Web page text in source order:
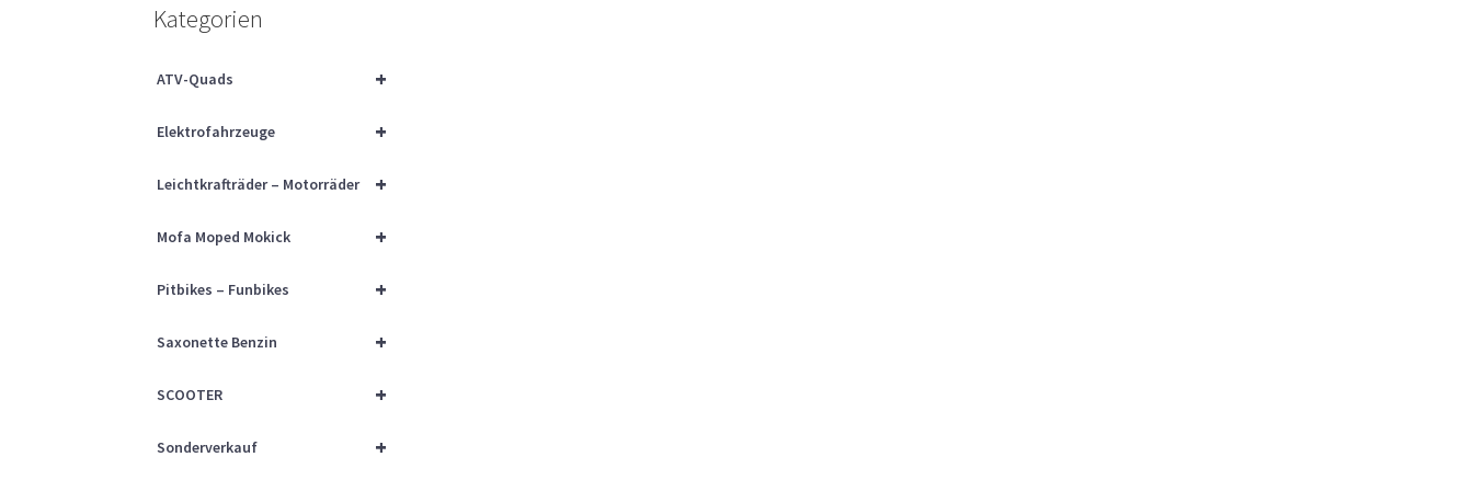
Kategorien
+
ATV-Quads
+
Elektrofahrzeuge
+
Leichtkrafträder – Motorräder
+
Mofa Moped Mokick
+
Pitbikes – Funbikes
+
Saxonette Benzin
+
SCOOTER
+
Sonderverkauf